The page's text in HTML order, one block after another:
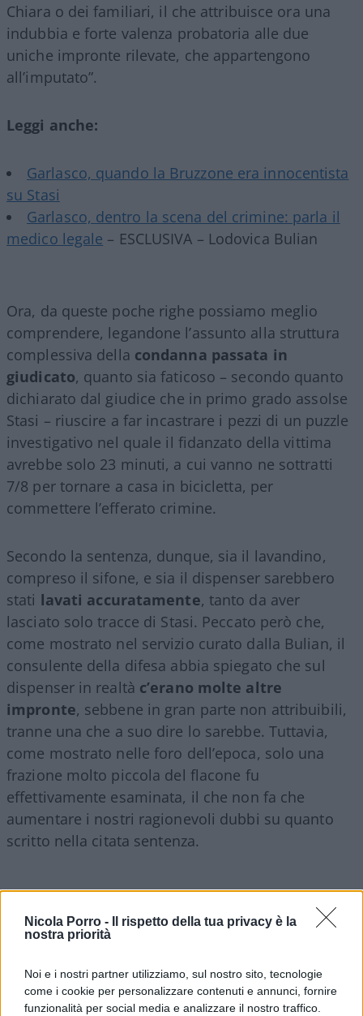
Nicola Porro -
Il rispetto della tua privacy è la
nostra priorità
Noi e i nostri partner utilizziamo, sul nostro sito, tecnologie
come i cookie per personalizzare contenuti e annunci, fornire
funzionalità per social media e analizzare il nostro traffico.
Chiara o dei familiari, il che attribuisce ora una
indubbia e forte valenza probatoria alle due
uniche impronte rilevate, che appartengono
all’imputato”.
Leggi anche:
Garlasco, quando la Bruzzone era innocentista
su Stasi
Garlasco, dentro la scena del crimine: parla il
medico legale – ESCLUSIVA – Lodovica Bulian
Ora, da queste poche righe possiamo meglio
comprendere, legandone l’assunto alla struttura
complessiva della condanna passata in
giudicato, quanto sia faticoso – secondo quanto
dichiarato dal giudice che in primo grado assolse
Stasi – riuscire a far incastrare i pezzi di un puzzle
investigativo nel quale il fidanzato della vittima
avrebbe solo 23 minuti, a cui vanno ne sottratti
7/8 per tornare a casa in bicicletta, per
commettere l’efferato crimine.
Secondo la sentenza, dunque, sia il lavandino,
compreso il sifone, e sia il dispenser sarebbero
stati lavati accuratamente, tanto da aver
lasciato solo tracce di Stasi. Peccato però che,
come mostrato nel servizio curato dalla Bulian, il
consulente della difesa abbia spiegato che sul
dispenser in realtà c’erano molte altre
impronte, sebbene in gran parte non attribuibili,
tranne una che a suo dire lo sarebbe. Tuttavia,
come mostrato nelle foro dell’epoca, solo una
frazione molto piccola del flacone fu
effettivamente esaminata, il che non fa che
aumentare i nostri ragionevoli dubbi su quanto
scritto nella citata sentenza.